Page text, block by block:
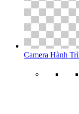
Camera Hành